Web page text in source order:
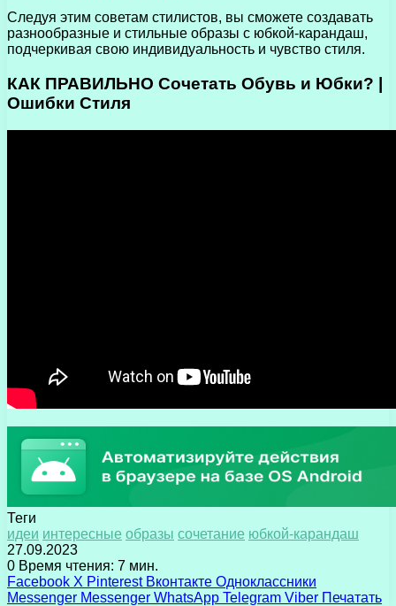
Следуя этим советам стилистов, вы сможете создавать
разнообразные и стильные образы с юбкой-карандаш,
подчеркивая свою индивидуальность и чувство стиля.
КАК ПРАВИЛЬНО Сочетать Обувь и Юбки? |
Ошибки Стиля
Теги
идеи интересные образы сочетание юбкой-карандаш
27.09.2023
0 Время чтения: 7 мин.
Facebook X Pinterest Вконтакте Одноклассники
Messenger Messenger WhatsApp Telegram Viber Печатать